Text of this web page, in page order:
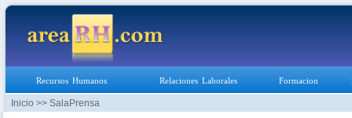
Recursos Humanos Relaciones Laborales Formacion
Inicio >> SalaPrensa